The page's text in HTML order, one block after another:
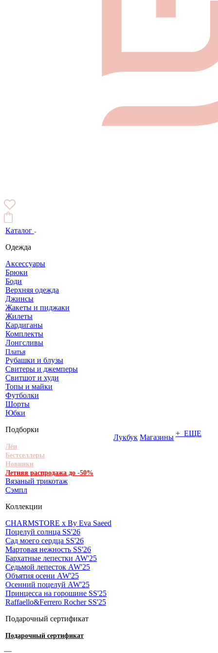
Каталог
Одежда
Аксессуары
Брюки
Боди
Верхняя одежда
Джинсы
Жакеты и пиджаки
Жилеты
Кардиганы
Комплекты
Лонгсливы
Платья
Рубашки и блузы
Свитеры и джемперы
Свитшот и худи
Топы и майки
Футболки
Шорты
Юбки
Подборки
Лён
Бестселлеры
Новинки
Летняя распродажа до -50%
Вязаный трикотаж
Сэмпл
Коллекции
CHARMSTORE х By Eva Saeed
Поцелуй солнца SS'26
Сад моего сердца SS'26
Мартовая нежность SS'26
Бархатные лепестки AW'25
Седьмой лепесток AW'25
Объятия осени AW'25
Осенний поцелуй AW'25
Принцесса на горошине SS'25
Raffaello&Ferrero Rocher SS'25
Подарочный сертификат
Подарочный сертификат
Лукбук Магазины + ЕЩЕ